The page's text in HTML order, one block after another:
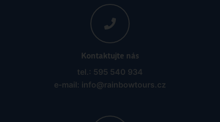
Kontaktujte nás
tel.: 595 540 934
e-mail: info@rainbowtours.cz